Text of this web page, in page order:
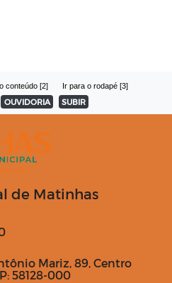
conteúdo [2] Ir para o rodapé [3]
OUVIDORIA SUBIR
de Matinhas
Mariz, 89, Centro
58128-000